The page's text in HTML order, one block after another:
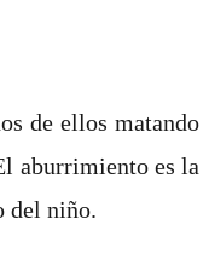
de ellos matando
aburrimiento es la
del niño.